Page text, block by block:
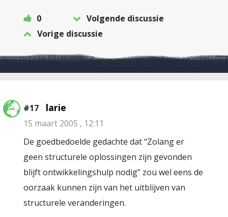
0
Volgende discussie
Vorige discussie
#17 larie
15 maart 2005 , 12:11
De goedbedoelde gedachte dat “Zolang er
geen structurele oplossingen zijn gevonden
blijft ontwikkelingshulp nodig” zou wel eens de
oorzaak kunnen zijn van het uitblijven van
structurele veranderingen.